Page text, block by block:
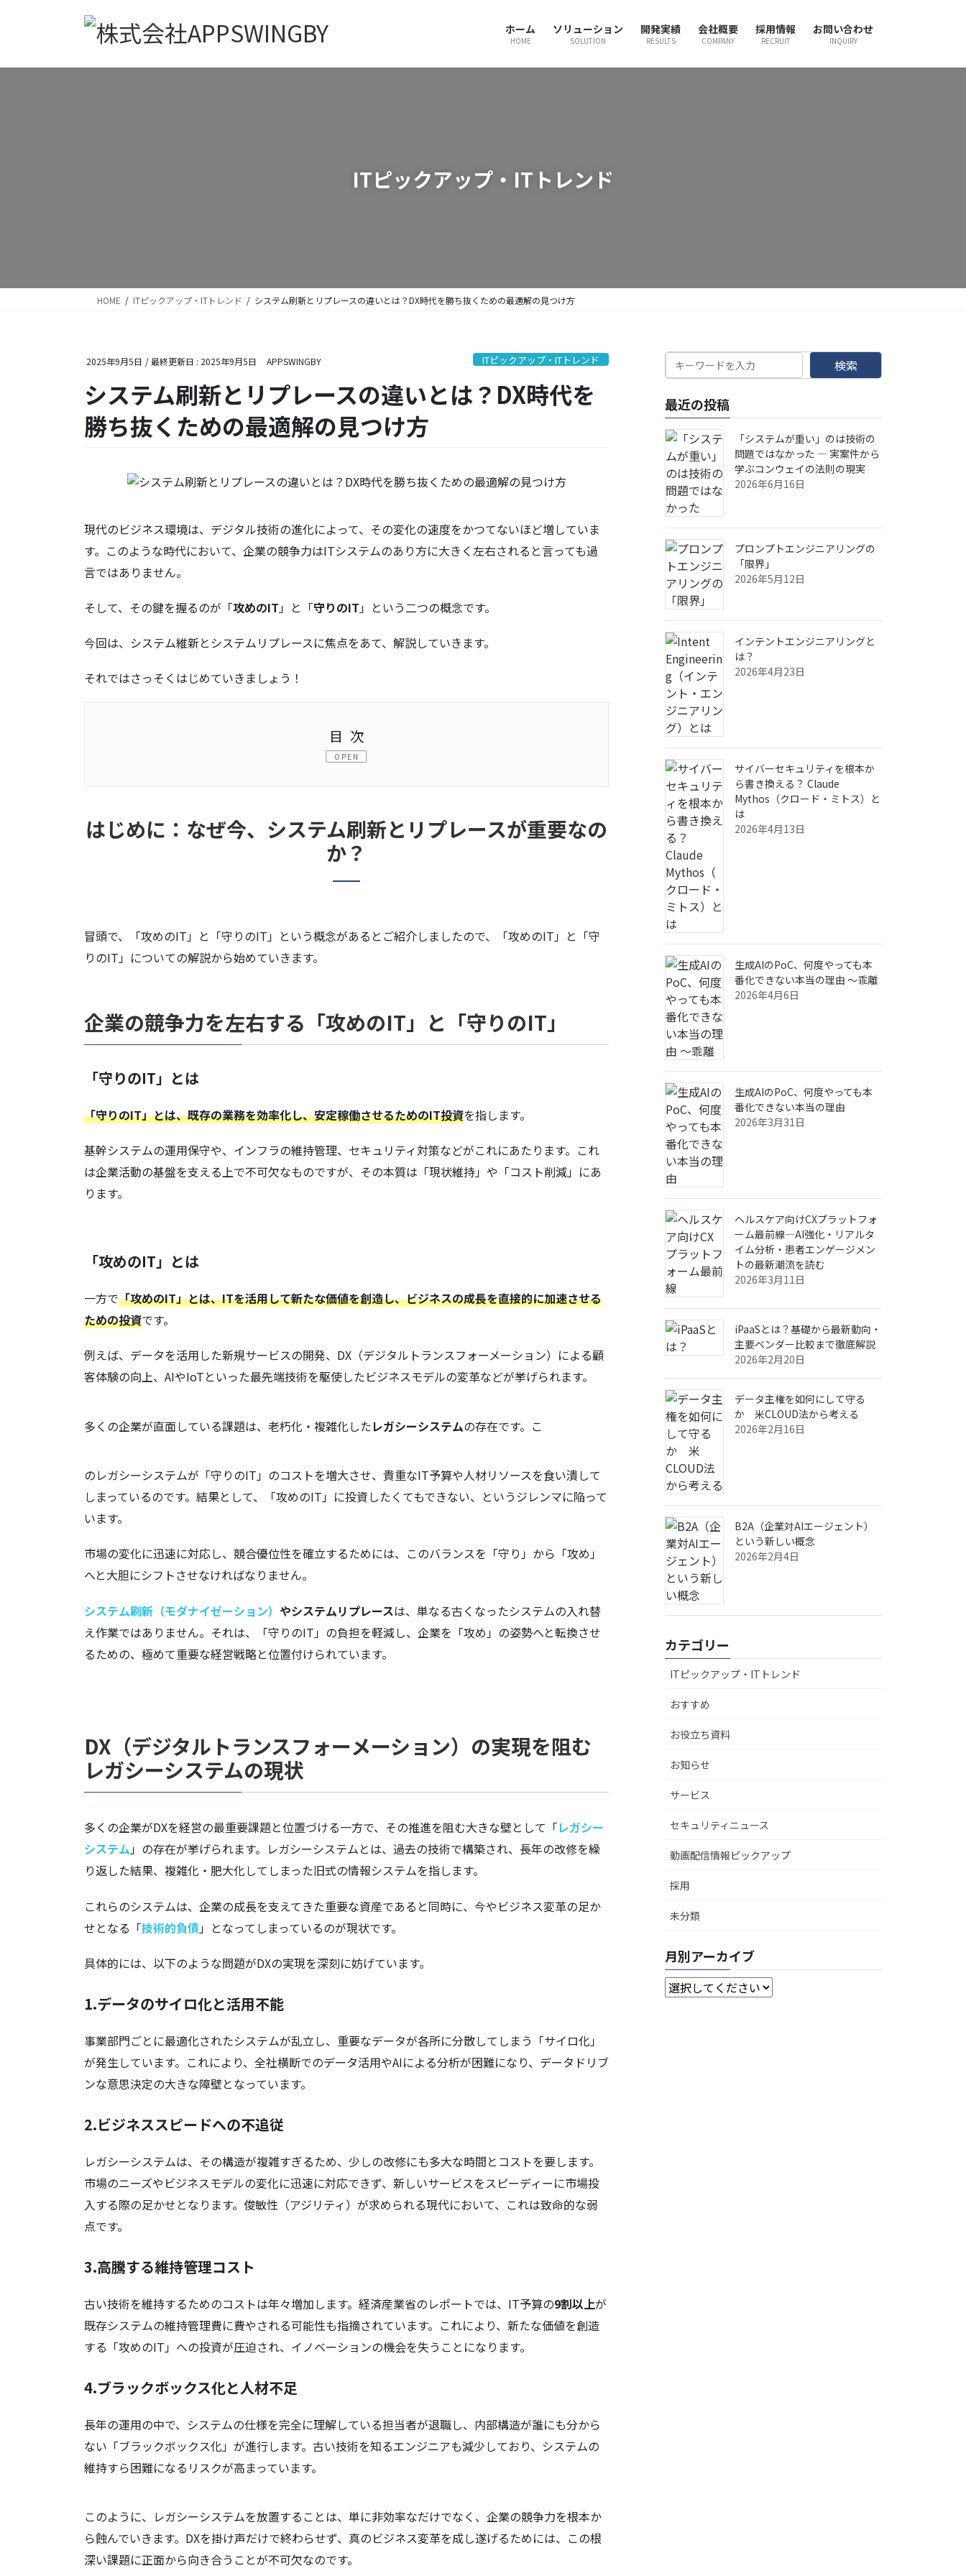
ホーム
HOME
ソリューション
SOLUTION
開発実績
RESULTS
会社概要
COMPANY
採用情報
RECRUIT
お問い合わせ
INQUIRY
ITピックアップ・ITトレンド
HOME ITピックアップ・ITトレンド システム刷新とリプレースの違いとは？DX時代を勝ち抜くための最適解の見つけ方
2025年9月5日 / 最終更新日 : 2025年9月5日 APPSWINGBY ITピックアップ・ITトレンド
システム刷新とリプレースの違いとは？DX時代を
勝ち抜くための最適解の見つけ方
現代のビジネス環境は、デジタル技術の進化によって、その変化の速度をかつてないほど増していま
す。このような時代において、企業の競争力はITシステムのあり方に大きく左右されると言っても過
言ではありません。
そして、その鍵を握るのが「攻めのIT 」と「守りのIT 」という二つの概念です。
今回は、システム維新とシステムリプレースに焦点をあて、解説していきます。
それではさっそくはじめていきましょう！
目次
「守りのIT」とは
DX（デジタルトランスフォーメーション）の実現を阻むレガシーシステムの現状
2.ビジネススピードへの不追従
3.高騰する維持管理コスト
はじめに：なぜ今、システム刷新とリプレースが重要なの
か？
冒頭で、「攻めのIT」と「守りのIT」という概念があるとご紹介しましたので、「攻めのIT」と「守
りのIT」についての解説から始めていきます。
企業の競争力を左右する「攻めのIT」と「守りのIT」
「守りのIT」とは
「守りのIT」とは、既存の業務を効率化し、安定稼働させるためのIT投資を指します。
基幹システムの運用保守や、インフラの維持管理、セキュリティ対策などがこれにあたります。これ
は企業活動の基盤を支える上で不可欠なものですが、その本質は「現状維持」や「コスト削減」にあ
ります。
「攻めのIT」とは
一方で「攻めのIT」とは、ITを活用して新たな価値を創造し、ビジネスの成長を直接的に加速させる
ための投資です。
例えば、データを活用した新規サービスの開発、DX（デジタルトランスフォーメーション）による顧
客体験の向上、AIやIoTといった最先端技術を駆使したビジネスモデルの変革などが挙げられます。
多くの企業が直面している課題は、老朽化・複雑化したレガシーシステムの存在です。こ
のレガシーシステムが「守りのIT」のコストを増大させ、貴重なIT予算や人材リソースを食い潰して
しまっているのです。結果として、「攻めのIT」に投資したくてもできない、というジレンマに陥って
います。
市場の変化に迅速に対応し、競合優位性を確立するためには、このバランスを「守り」から「攻め」
へと大胆にシフトさせなければなりません。
システム刷新（モダナイゼーション） やシステムリプレースは、単なる古くなったシステムの入れ替
え作業ではありません。それは、「守りのIT」の負担を軽減し、企業を「攻め」の姿勢へと転換させ
るための、極めて重要な経営戦略と位置付けられています。
DX（デジタルトランスフォーメーション）の実現を阻む
レガシーシステムの現状
多くの企業がDXを経営の最重要課題と位置づける一方で、その推進を阻む大きな壁として「レガシー
システム」の存在が挙げられます。レガシーシステムとは、過去の技術で構築され、長年の改修を繰
り返した結果、複雑化・肥大化してしまった旧式の情報システムを指します。
これらのシステムは、企業の成長を支えてきた重要な資産であると同時に、今やビジネス変革の足か
せとなる「技術的負債」となってしまっているのが現状です。
具体的には、以下のような問題がDXの実現を深刻に妨げています。
1.データのサイロ化と活用不能
事業部門ごとに最適化されたシステムが乱立し、重要なデータが各所に分散してしまう「サイロ化」
が発生しています。これにより、全社横断でのデータ活用やAIによる分析が困難になり、データドリブ
ンな意思決定の大きな障壁となっています。
2.ビジネススピードへの不追従
レガシーシステムは、その構造が複雑すぎるため、少しの改修にも多大な時間とコストを要します。
市場のニーズやビジネスモデルの変化に迅速に対応できず、新しいサービスをスピーディーに市場投
入する際の足かせとなります。俊敏性（アジリティ）が求められる現代において、これは致命的な弱
点です。
3.高騰する維持管理コスト
古い技術を維持するためのコストは年々増加します。経済産業省のレポートでは、IT予算の9割以上が
既存システムの維持管理費に費やされる可能性も指摘されています。これにより、新たな価値を創造
する「攻めのIT」への投資が圧迫され、イノベーションの機会を失うことになります。
4.ブラックボックス化と人材不足
長年の運用の中で、システムの仕様を完全に理解している担当者が退職し、内部構造が誰にも分から
ない「ブラックボックス化」が進行します。古い技術を知るエンジニアも減少しており、システムの
維持すら困難になるリスクが高まっています。
このように、レガシーシステムを放置することは、単に非効率なだけでなく、企業の競争力を根本か
ら蝕んでいきます。DXを掛け声だけで終わらせず、真のビジネス変革を成し遂げるためには、この根
深い課題に正面から向き合うことが不可欠なのです。
検索
最近の投稿
「システムが重い」のは技術の
問題ではなかった — 実案件から
学ぶコンウェイの法則の現実
2026年6月16日
プロンプトエンジニアリングの
「限界」
2026年5月12日
インテントエンジニアリングと
は？
2026年4月23日
サイバーセキュリティを根本か
ら書き換える？ Claude
Mythos（クロード・ミトス）と
は
2026年4月13日
生成AIのPoC、何度やっても本
番化できない本当の理由 ～乖離
2026年4月6日
生成AIのPoC、何度やっても本
番化できない本当の理由
2026年3月31日
ヘルスケア向けCXプラットフォ
ーム最前線—AI強化・リアルタ
イム分析・患者エンゲージメン
トの最新潮流を読む
2026年3月11日
iPaaSとは？基礎から最新動向・
主要ベンダー比較まで徹底解説
2026年2月20日
データ主権を如何にして守る
か 米CLOUD法から考える
2026年2月16日
B2A（企業対AIエージェント）
という新しい概念
2026年2月4日
カテゴリー
ITピックアップ・ITトレンド
おすすめ
お役立ち資料
お知らせ
サービス
セキュリティニュース
動画配信情報ピックアップ
採用
未分類
月別アーカイブ